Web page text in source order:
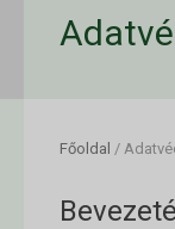
Főoldal /